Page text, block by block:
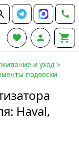

  
и уход >
подвески
Haval,